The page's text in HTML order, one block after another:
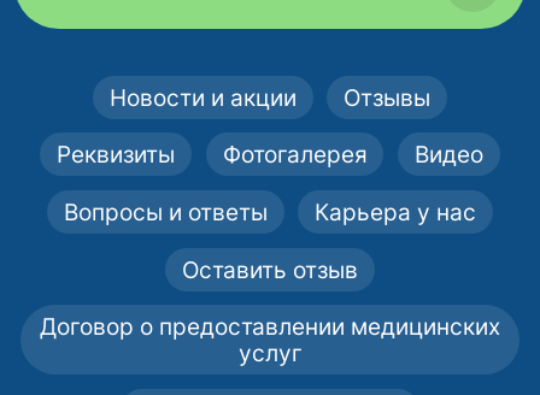
Новости и акции Отзывы
Реквизиты Фотогалерея Видео
Вопросы и ответы Карьера у нас
Оставить отзыв
Договор о предоставлении медицинских
услуг